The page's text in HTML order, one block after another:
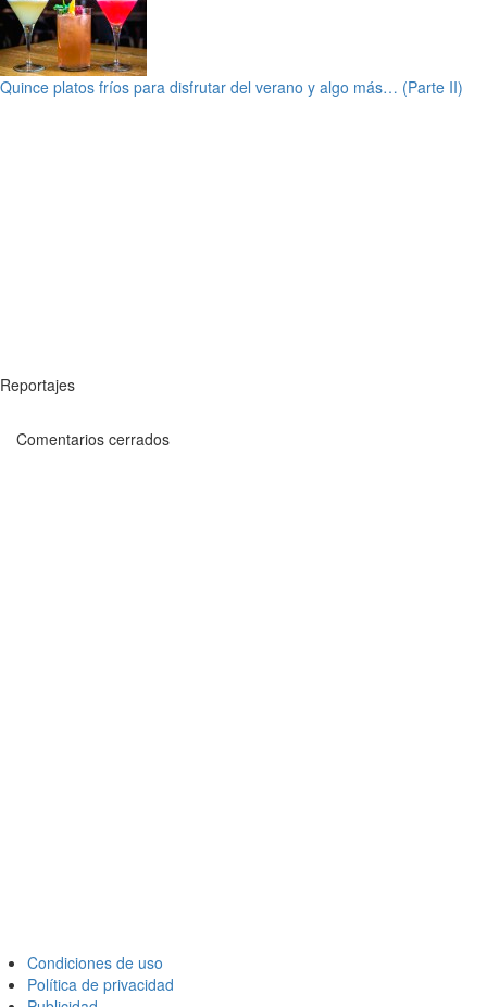
Quince platos fríos para disfrutar del verano y algo más… (Parte II)
Reportajes
Comentarios cerrados
Condiciones de uso
Política de privacidad